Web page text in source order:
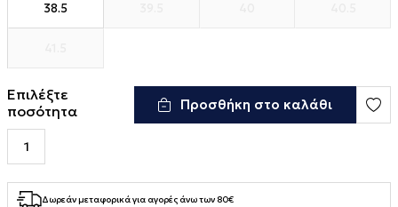
38.5
Επιλέξτε
ποσότητα
Προσθήκη στο καλάθι
Δωρεάν μεταφορικά για αγορές άνω των 80€